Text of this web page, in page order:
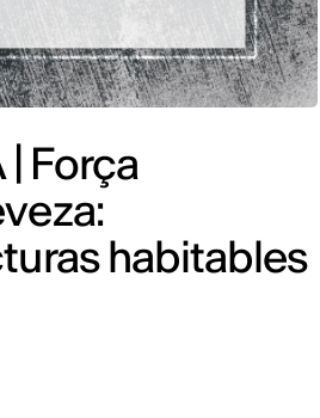
| Força
habitables